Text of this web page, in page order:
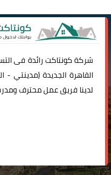
شركةكونتاكترائدة فى
القاهرة الجديدة (مدينتي -
لدينا فريق عمل محترف